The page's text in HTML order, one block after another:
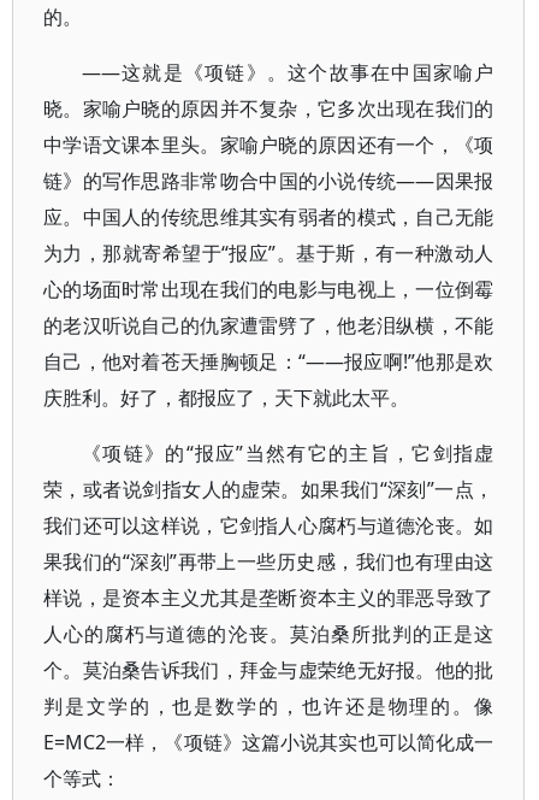
的。
——这就是《项链》。这个故事在中国家喻户
晓。家喻户晓的原因并不复杂，它多次出现在我们的
中学语文课本里头。家喻户晓的原因还有一个，《项
链》的写作思路非常吻合中国的小说传统——因果报
应。中国人的传统思维其实有弱者的模式，自己无能
为力，那就寄希望于“报应”。基于斯，有一种激动人
心的场面时常出现在我们的电影与电视上，一位倒霉
的老汉听说自己的仇家遭雷劈了，他老泪纵横，不能
自己，他对着苍天捶胸顿足：“——报应啊!”他那是欢
庆胜利。好了，都报应了，天下就此太平。
《项链》的“报应”当然有它的主旨，它剑指虚
荣，或者说剑指女人的虚荣。如果我们“深刻”一点，
我们还可以这样说，它剑指人心腐朽与道德沦丧。如
果我们的“深刻”再带上一些历史感，我们也有理由这
样说，是资本主义尤其是垄断资本主义的罪恶导致了
人心的腐朽与道德的沦丧。莫泊桑所批判的正是这
个。莫泊桑告诉我们，拜金与虚荣绝无好报。他的批
判是文学的，也是数学的，也许还是物理的。像
E=MC2一样，《项链》这篇小说其实也可以简化成一
个等式：